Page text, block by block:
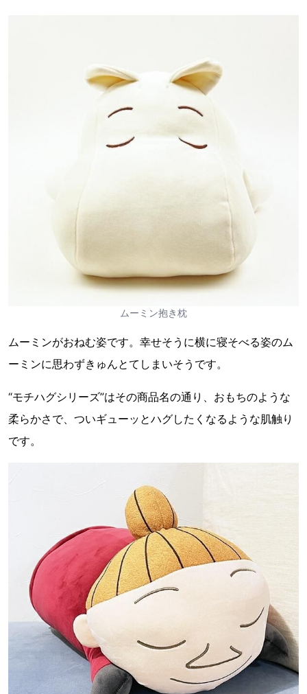
ムーミン抱き枕
ムーミンがおねむ姿です。幸せそうに横に寝そべる姿のム
ーミンに思わずきゅんとてしまいそうです。
“モチハグシリーズ”はその商品名の通り、おもちのような
柔らかさで、ついギューッとハグしたくなるような肌触り
です。